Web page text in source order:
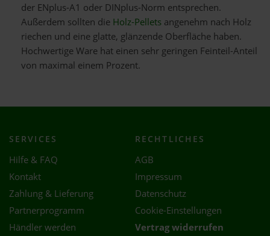
der ENplus-A1 oder DINplus-Norm entsprechen.
Außerdem sollten die Holz-Pellets angenehm nach Holz
riechen und eine glatte, glänzende Oberfläche haben.
Hochwertige Ware hat einen sehr geringen Feinteil-Anteil
von maximal einem Prozent.
SERVICES
Hilfe & FAQ
Kontakt
Zahlung & Lieferung
Partnerprogramm
Händler werden
RECHTLICHES
AGB
Impressum
Datenschutz
Cookie-Einstellungen
Vertrag widerrufen